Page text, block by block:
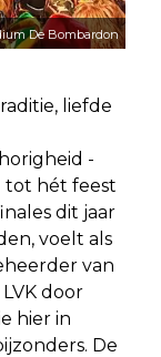
De Bombardon
liefde
-
tot hét feest
dit jaar
voelt als
van
door
hier in
De